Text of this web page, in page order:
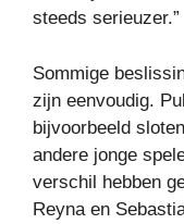
steeds serieuzer.”
Sommige
zijn eenvoudig.
bijvoorbeeld
andere jonge
verschil hebben
Reyna en